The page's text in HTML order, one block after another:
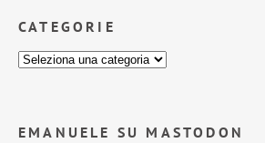
CATEGORIE
EMANUELE SU MASTODON